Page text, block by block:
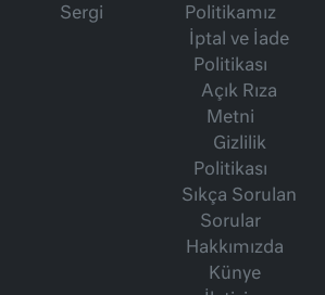
Sergi
Politikamız
İptal ve İade
Politikası
Açık Rıza
Metni
Gizlilik
Politikası
Sıkça Sorulan
Sorular
Hakkımızda
Künye